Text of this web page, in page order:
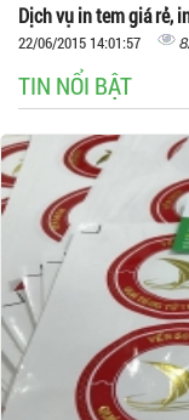
Dịch vụ in tem giá rẻ,
22/06/2015 14:01:57
TIN NỔI BẬT